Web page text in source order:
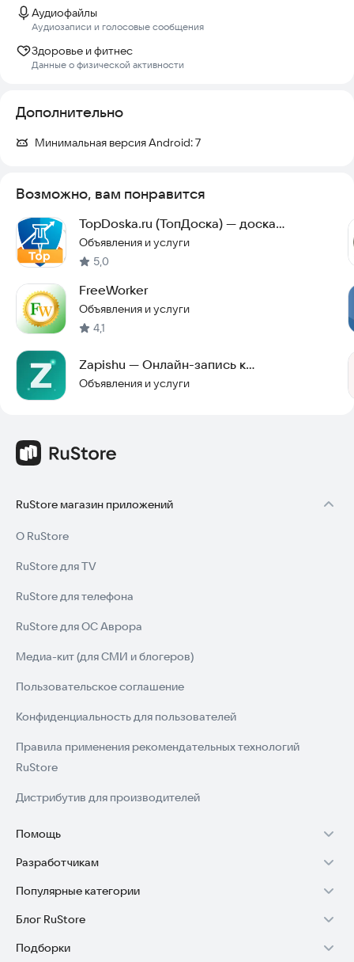
Аудиофайлы
Аудиозаписи и голосовые сообщения
Здоровье и фитнес
Данные о физической активности
Дополнительно
Минимальная версия Android:7
Возможно, вам понравится
TopDoska.ru (ТопДоска) — доска
объявлений
Объявления и услуги
5,0
FreeWorker
Объявления и услуги
4,1
Zapishu — Онлайн-запись к
специалистам
Объявления и услуги
RuStore магазин приложений
О RuStore
RuStore для TV
RuStore для телефона
RuStore для ОС Аврора
Медиа-кит (для СМИ и блогеров)
Пользовательское соглашение
Конфиденциальность для пользователей
Правила применения рекомендательных технологий
RuStore
Дистрибутив для производителей
Помощь
Установка RuStore на TV
Установка RuStore на телефон
Установка RuStore в машину
Помощь пользователям RuStore
Разработчикам
Зарабатывать с RuStore
Стать разработчиком
Доступ к RuStore Консоль
Популярные категории
Игры для Android
Приложения банков
Блог RuStore
Обзоры игр для Android 2025
Подборки